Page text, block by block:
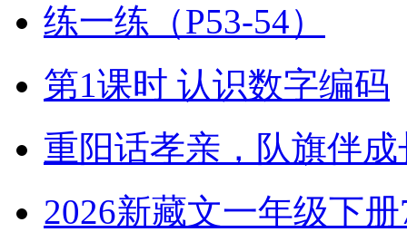
练一练（P53-54）
第1课时 认识数字编码
重阳话孝亲，队旗伴成
2026新藏文一年级下册